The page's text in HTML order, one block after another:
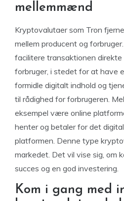
mellemmænd
Kryptovalutaer som Tron
mellem producent og
facilitere transaktionen direkte
forbruger, i stedet for at have
formidle digitalt indhold og
til rådighed for forbrugeren.
eksempel være online
henter og betaler for det
platformen. Denne type
markedet. Det vil vise sig, om
succes og en god investering.
Kom i gang med